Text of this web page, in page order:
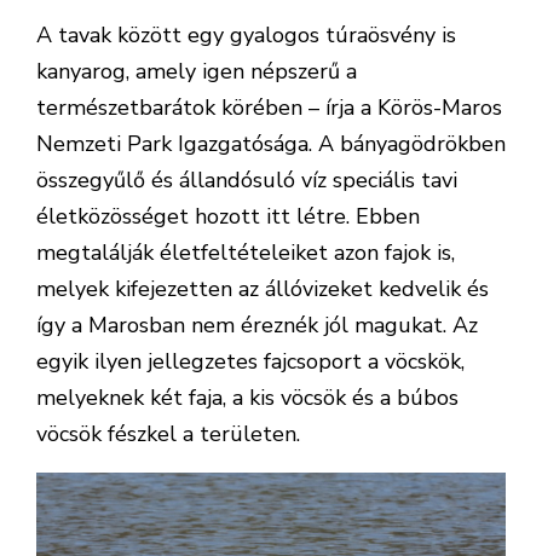
A tavak között egy gyalogos túraösvény is
kanyarog, amely igen népszerű a
természetbarátok körében – írja a Körös-Maros
Nemzeti Park Igazgatósága. A bányagödrökben
összegyűlő és állandósuló víz speciális tavi
életközösséget hozott itt létre. Ebben
megtalálják életfeltételeiket azon fajok is,
melyek kifejezetten az állóvizeket kedvelik és
így a Marosban nem éreznék jól magukat. Az
egyik ilyen jellegzetes fajcsoport a vöcskök,
melyeknek két faja, a kis vöcsök és a búbos
vöcsök fészkel a területen.